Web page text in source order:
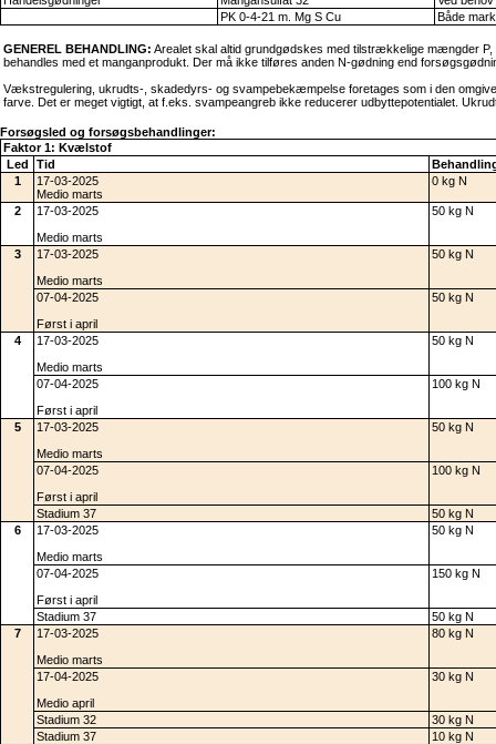
PK 0-4-21 m. Mg S Cu
Både
GENEREL BEHANDLING: Arealet skal altid grundgødskes med tilstrækkelige mængder
behandles med et manganprodukt. Der må ikke tilføres anden N-gødning end
Vækstregulering, ukrudts-, skadedyrs- og svampebekæmpelse foretages som i den
farve. Det er meget vigtigt, at f.eks. svampeangreb ikke reducerer udbyttepotentialet.
Forsøgsled og forsøgsbehandlinger:
Faktor 1: Kvælstof
Led
Tid
1
17-03-2025
Medio marts
0 kg N
2
17-03-2025
Medio marts
50 kg N
3
17-03-2025
Medio marts
50 kg N
07-04-2025
Først i april
50 kg N
4
17-03-2025
Medio marts
50 kg N
07-04-2025
Først i april
100 kg N
5
17-03-2025
Medio marts
50 kg N
07-04-2025
Først i april
100 kg N
Stadium 37
50 kg N
6
17-03-2025
Medio marts
50 kg N
07-04-2025
Først i april
150 kg N
Stadium 37
50 kg N
7
17-03-2025
Medio marts
80 kg N
17-04-2025
Medio april
30 kg N
Stadium 32
30 kg N
Stadium 37
10 kg N